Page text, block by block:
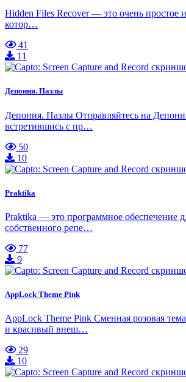
Hidden Files Recover — это очень простое
котор…
41
11
Депония. Пазлы
Депония. Пазлы Отправляйтесь на
встретившись с пр…
50
10
Praktika
Praktika — это программное обеспечение
собственного репе…
77
9
AppLock Theme Pink
AppLock Theme Pink Сменная розовая
и красивый внеш…
29
10